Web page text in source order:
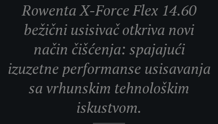
Rowenta X-Force Flex 14.60
bežični usisivač otkriva novi
način čišćenja: spajajući
izuzetne performanse usisavanja
sa vrhunskim tehnološkim
iskustvom.